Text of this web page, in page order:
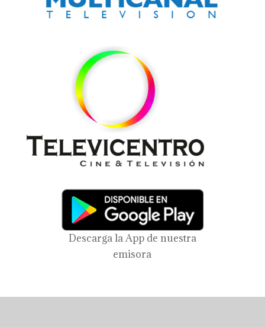
Descarga la App de nuestra
emisora